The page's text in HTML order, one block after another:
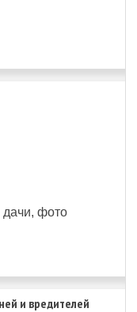
фото
и вредителей